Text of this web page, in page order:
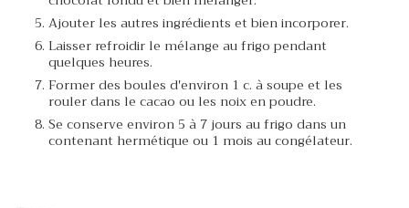
Ajouter les autres ingrédients et bien incorporer.
Laisser refroidir le mélange au frigo pendant
quelques heures.
Former des boules d'environ 1 c. à soupe et les
rouler dans le cacao ou les noix en poudre.
Se conserve environ 5 à 7 jours au frigo dans un
contenant hermétique ou 1 mois au congélateur.